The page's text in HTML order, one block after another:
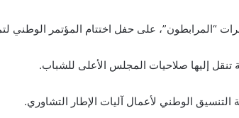
“المرابطون”، على حفل اختتام المؤتمر الوطني
تنقل إليها صلاحيات المجلس الأعلى للشباب.
الوطني لأعمال آليات الإطار التشاوري.